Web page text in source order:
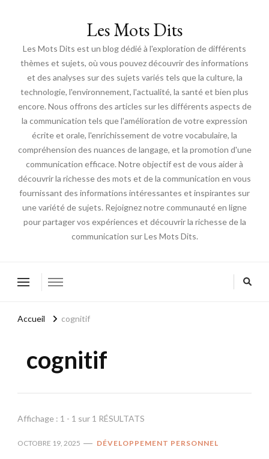
Les Mots Dits
Les Mots Dits est un blog dédié à l'exploration de différents
thèmes et sujets, où vous pouvez découvrir des informations
et des analyses sur des sujets variés tels que la culture, la
technologie, l'environnement, l'actualité, la santé et bien plus
encore. Nous offrons des articles sur les différents aspects de
la communication tels que l'amélioration de votre expression
écrite et orale, l'enrichissement de votre vocabulaire, la
compréhension des nuances de langage, et la promotion d'une
communication efficace. Notre objectif est de vous aider à
découvrir la richesse des mots et de la communication en vous
fournissant des informations intéressantes et inspirantes sur
une variété de sujets. Rejoignez notre communauté en ligne
pour partager vos expériences et découvrir la richesse de la
communication sur Les Mots Dits.
Accueil cognitif
cognitif
Affichage : 1 - 1 sur 1 RÉSULTATS
OCTOBRE 19, 2025 DÉVELOPPEMENT PERSONNEL